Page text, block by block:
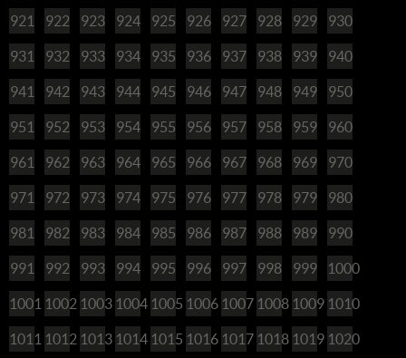
921 922 923 924 925 926 927 928 929 930
931 932 933 934 935 936 937 938 939 940
941 942 943 944 945 946 947 948 949 950
951 952 953 954 955 956 957 958 959 960
961 962 963 964 965 966 967 968 969 970
971 972 973 974 975 976 977 978 979 980
981 982 983 984 985 986 987 988 989 990
991 992 993 994 995 996 997 998 999 1000
1001 1002 1003 1004 1005 1006 1007 1008 1009 1010
1011 1012 1013 1014 1015 1016 1017 1018 1019 1020